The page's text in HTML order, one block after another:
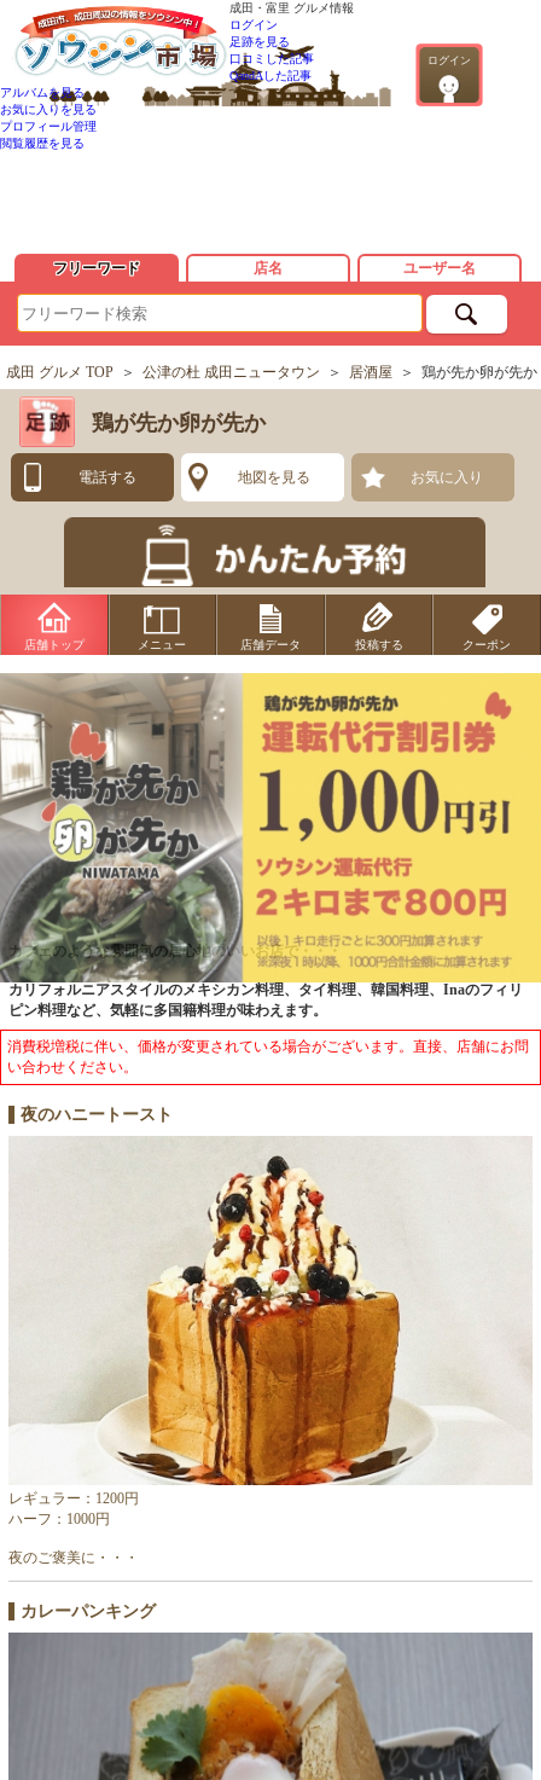
成田・富里 グルメ情報
ログイン
ログイン
足跡を見る
口コミした記事
QandAした記事
アルバムを見る
お気に入りを見る
プロフィール管理
閲覧履歴を見る
フリーワード 店名 ユーザー名
成田 グルメ TOP ＞ 公津の杜 成田ニュータウン ＞ 居酒屋 ＞ 鶏が先か卵が先か
鶏が先か卵が先か
電話する 地図を見る お気に入り
店舗トップ メニュー 店舗データ 投稿する クーポン
カフェのような雰囲気の居心地のいいお店で・・・
カリフォルニアスタイルのメキシカン料理、タイ料理、韓国料理、Inaのフィリ
ピン料理など、気軽に多国籍料理が味わえます。
消費税増税に伴い、価格が変更されている場合がございます。直接、店舗にお問
い合わせください。
夜のハニートースト
レギュラー：1200円
ハーフ：1000円
夜のご褒美に・・・
カレーパンキング